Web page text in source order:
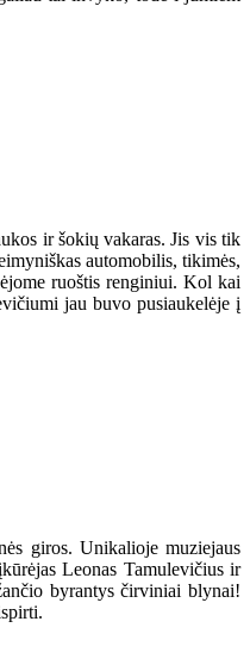
ir šokių vakaras. Jis vis tik
automobilis, tikimės,
ruoštis renginiui. Kol kai
jau buvo pusiaukelėje į
giros. Unikalioje muziejaus
Leonas Tamulevičius ir
byrantys čirviniai blynai!